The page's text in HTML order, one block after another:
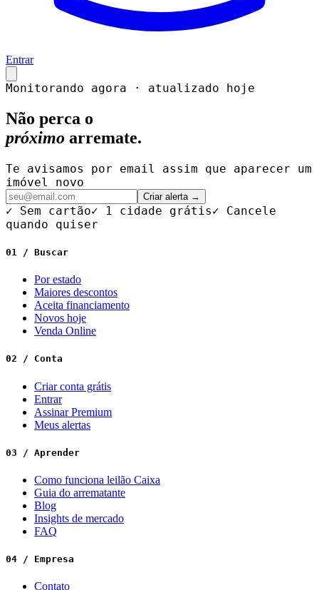
Entrar
Monitorando agora · atualizado hoje
Não perca o
próximo arremate.
Te avisamos por email assim que aparecer um
imóvel novo
Criar alerta →
✓ Sem cartão✓ 1 cidade grátis✓ Cancele
quando quiser
01 / Buscar
Por estado
Maiores descontos
Aceita financiamento
Novos hoje
Venda Online
02 / Conta
Criar conta grátis
Entrar
Assinar Premium
Meus alertas
03 / Aprender
Como funciona leilão Caixa
Guia do arrematante
Blog
Insights de mercado
FAQ
04 / Empresa
Contato